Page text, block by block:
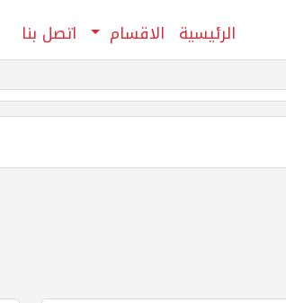
الرئيسية الاقسام اتصل بنا